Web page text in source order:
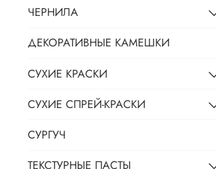
ЧЕРНИЛА
ДЕКОРАТИВНЫЕ КАМЕШКИ
СУХИЕ КРАСКИ
СУХИЕ СПРЕЙ-КРАСКИ
СУРГУЧ
ТЕКСТУРНЫЕ ПАСТЫ